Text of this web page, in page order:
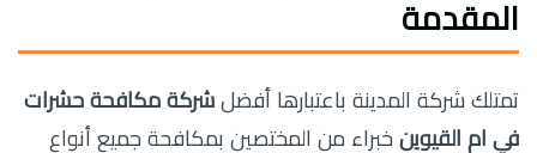
المقدمة
تمتلك شركة المدينة باعتبارها أفضل شركة مكافحة حشرات
في ام القيوين خبراء من المختصين بمكافحة جميع أنواع